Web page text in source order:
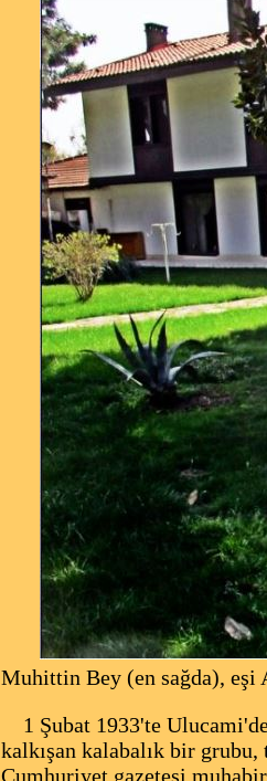
Muhittin Bey (en sağda),
1 Şubat 1933'te Ulucami'de
kalkışan kalabalık bir grubu,
Cumhuriyet gazetesi